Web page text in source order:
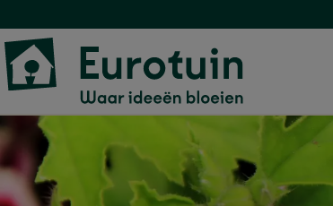
Geurgeranium